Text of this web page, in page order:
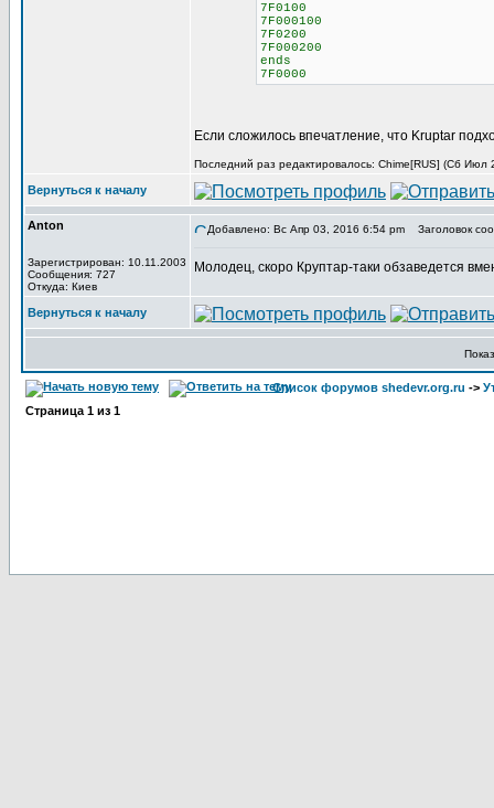
7F0100
7F000100
7F0200
7F000200
ends
7F0000
Если сложилось впечатление, что Kruptar
Последний раз редактировалось: Chime[RUS] (Сб Июл
Вернуться к началу
Anton
Зарегистрирован: 10.11.2003
Сообщения: 727
Откуда: Киев
Добавлено: Вс Апр 03, 2016 6:54 pm Заголовок
Молодец, скоро Круптар-таки обзаведется
Вернуться к началу
Список форумов shedevr.org.ru ->
Страница 1 из 1